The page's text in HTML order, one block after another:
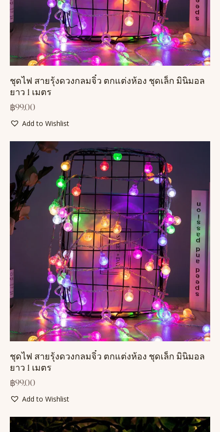
ชุดไฟ สายรุ้งดวงกลมจิ๋ว ตกแต่งห้อง ชุดเล็ก มินิมอล
ยาว 1 เมตร
฿99.00
Add to Wishlist
ชุดไฟ สายรุ้งดวงกลมจิ๋ว ตกแต่งห้อง ชุดเล็ก มินิมอล
ยาว 1 เมตร
฿99.00
Add to Wishlist